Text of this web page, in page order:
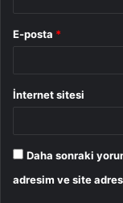
E-posta *
İnternet sitesi
Daha sonraki
adresim ve site